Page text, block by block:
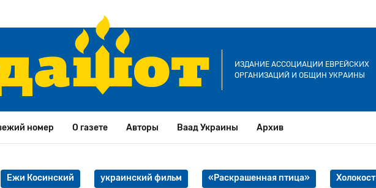
ИЗДАНИЕ АССОЦИАЦИИ ЕВРЕЙСКИХ
ОРГАНИЗАЦИЙ И ОБЩИН УКРАИНЫ
номер О газете Авторы Ваад Украины Архив
Ежи Косинский украинский фильм «Раскрашенная птица» Холокост